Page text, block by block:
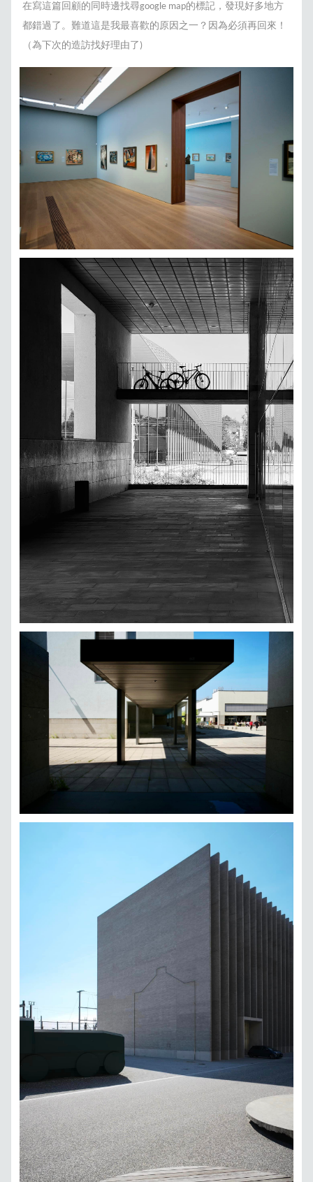
在寫這篇回顧的同時邊找尋google map的標記，發現好多地方
都錯過了。難道這是我最喜歡的原因之一？因為必須再回來！
（為下次的造訪找好理由了)